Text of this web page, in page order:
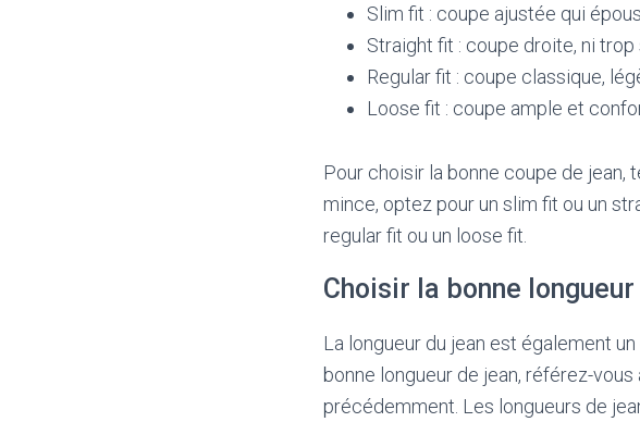
Slim fit : coupe ajustée qui
Straight fit : coupe droite, ni trop
Regular fit : coupe classique,
Loose fit : coupe ample et
Pour choisir la bonne coupe de
mince, optez pour un slim fit ou un
regular fit ou un loose fit.
Choisir la bonne
La longueur du jean est également
bonne longueur de jean, référez-
précédemment. Les longueurs de